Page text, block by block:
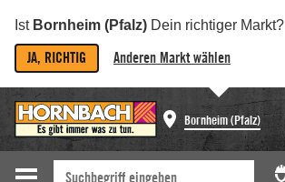
Ist Bornheim (Pfalz) Dein richtiger Markt?
JA, RICHTIG Anderen Markt wählen
Bornheim (Pfalz)